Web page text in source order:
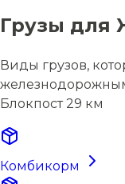
Грузы для
Виды грузов,
Блокпост 29 км
Комбикорм